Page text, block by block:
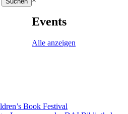
Events
Alle anzeigen
Book Festival